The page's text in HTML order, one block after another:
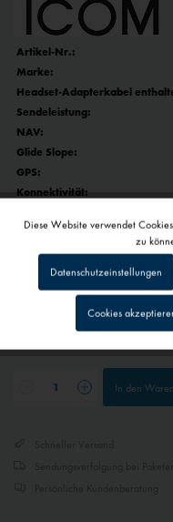
Artikel-Nr.:
Marke:
Headset-Adapterkabel
Sendeleistung:
NAV:
Glide Slope:
GPS:
Konnektivität:
679,00 € *
inkl. MwSt.zzgl. Versandkosten
1 - 4 Werktage
Abhängig von Versand- und
In den
Tracking
Personalisierung
Diese Website verwendet
zu
Datenschutzeinstellungen
Cookies